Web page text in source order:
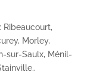
Morley,
sur-Saulx, Ménil-